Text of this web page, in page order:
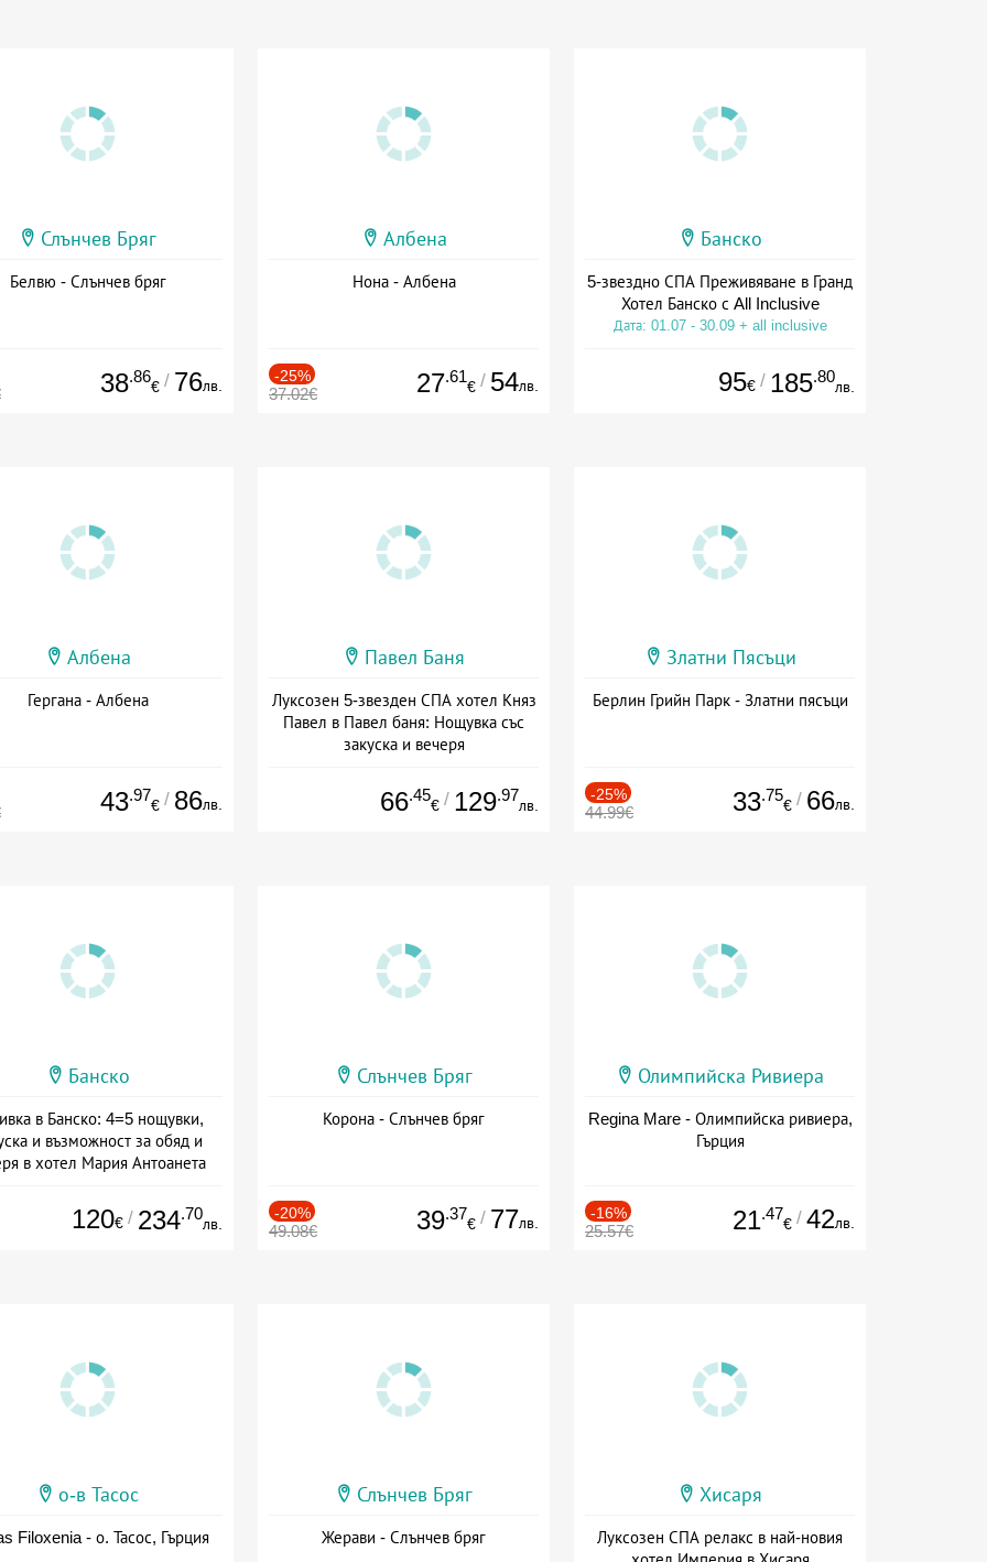
Слънчев Бряг
Белвю - Слънчев бряг
38.86
€ / 76лв.
Албена
Нона - Албена
-25%
37.02€ 27.61
€ / 54лв.
Банско
5-звездно СПА Преживяване в Гранд
Хотел Банско с All Inclusive
Дата: 01.07 - 30.09 + all inclusive
95€ / 185.80
лв.
Албена
Гергана - Албена
43.97
€ / 86лв.
Павел Баня
Луксозен 5-звезден СПА хотел Княз
Павел в Павел баня: Нощувка със
закуска и вечеря
66.45
€ / 129.97
лв.
Златни Пясъци
Берлин Грийн Парк - Златни пясъци
-25%
44.99€ 33.75
€ / 66лв.
Банско
в Банско: 4=5 нощувки,
и възможност за обяд и
в хотел Мария Антоанета
120€ / 234.70
лв.
Слънчев Бряг
Корона - Слънчев бряг
-20%
49.08€ 39.37
€ / 77лв.
Олимпийска Ривиера
Regina Mare - Олимпийска ривиера,
Гърция
-16%
25.57€ 21.47
€ / 42лв.
о-в Тасос
Filoxenia - о. Тасос, Гърция
Слънчев Бряг
Жерави - Слънчев бряг
Хисаря
Луксозен СПА релакс в най-новия